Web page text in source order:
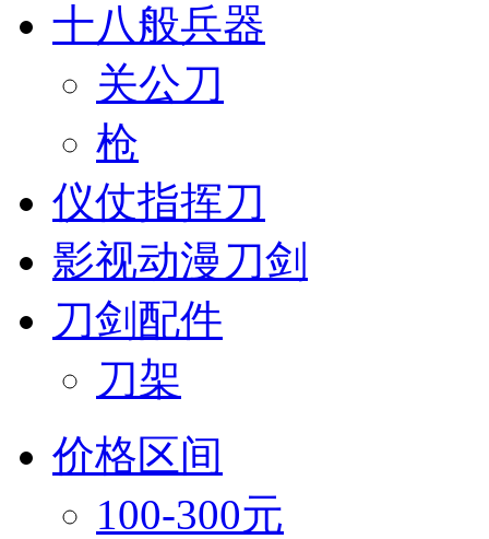
十八般兵器
关公刀
枪
仪仗指挥刀
影视动漫刀剑
刀剑配件
刀架
价格区间
100-300元